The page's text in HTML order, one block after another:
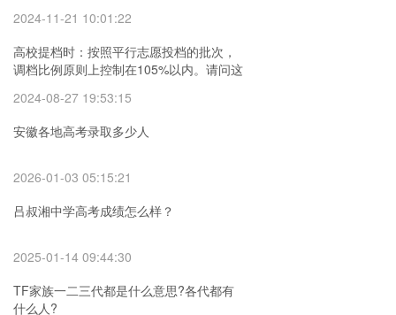
2024-11-21 10:01:22
高校提档时：按照平行志愿投档的批次，
调档比例原则上控制在105%以内。请问这
2024-08-27 19:53:15
安徽各地高考录取多少人
2026-01-03 05:15:21
吕叔湘中学高考成绩怎么样？
2025-01-14 09:44:30
TF家族一二三代都是什么意思?各代都有
什么人?